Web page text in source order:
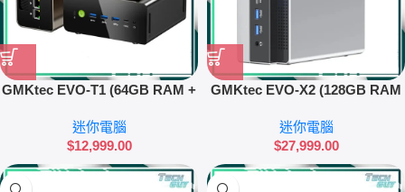
GMKtec EVO-T1 (64GB RAM +
迷你電腦
$12,999.00
GMKtec EVO-X2 (128GB RAM
迷你電腦
$27,999.00